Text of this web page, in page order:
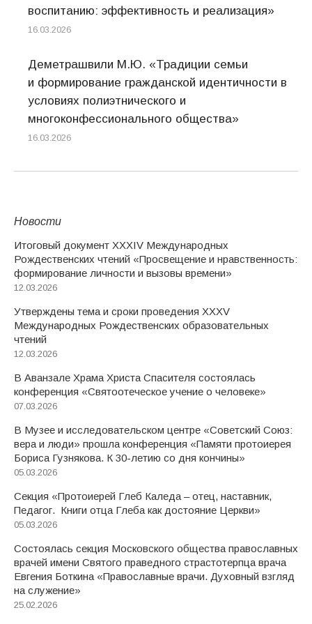
воспитанию: эффективность и реализация»
16.03.2026
Деметрашвили М.Ю. «Традиции семьи
и формирование гражданской идентичности в
условиях полиэтнического и
многоконфессионального общества»
16.03.2026
Новости
Итоговый документ XXХIV Международных
Рождественских чтений «Просвещение и нравственность:
формирование личности и вызовы времени»
12.03.2026
Утверждены тема и сроки проведения XXXV
Международных Рождественских образовательных
чтений
12.03.2026
В Аванзале Храма Христа Спасителя состоялась
конференция «Святоотеческое учение о человеке»
07.03.2026
В Музее и исследовательском центре «Советский Союз:
вера и люди» прошла конференция «Памяти протоиерея
Бориса Гузнякова. К 30-летию со дня кончины»
05.03.2026
Секция «Протоиерей Глеб Каледа – отец, наставник,
Педагог. Книги отца Глеба как достояние Церкви»
05.03.2026
Состоялась секция Московского общества православных
врачей имени Святого праведного страстотерпца врача
Евгения Боткина «Православные врачи. Духовный взгляд
на служение»
25.02.2026